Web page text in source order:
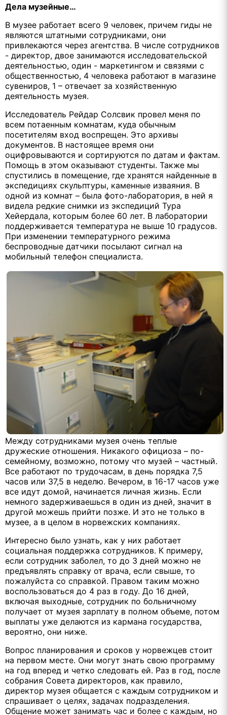
Дела музейные…
В музее работает всего 9 человек, причем гиды не
являются штатными сотрудниками, они
привлекаются через агентства. В числе сотрудников
- директор, двое занимаются исследовательской
деятельностью, один - маркетингом и связями с
общественностью, 4 человека работают в магазине
сувениров, 1 – отвечает за хозяйственную
деятельность музея.
Исследователь Рейдар Солсвик провел меня по
всем потаенным комнатам, куда обычным
посетителям вход воспрещен. Это архивы
документов. В настоящее время они
оцифровываются и сортируются по датам и фактам.
Помощь в этом оказывают студенты. Также мы
спустились в помещение, где хранятся найденные в
экспедициях скульптуры, каменные изваяния. В
одной из комнат – была фото-лаборатория, в ней я
видела редкие снимки из экспедиций Тура
Хейердала, которым более 60 лет. В лаборатории
поддерживается температура не выше 10 градусов.
При изменении температурного режима
беспроводные датчики посылают сигнал на
мобильный телефон специалиста.
Между сотрудниками музея очень теплые
дружеские отношения. Никакого официоза – по-
семейному, возможно, потому что музей – частный.
Все работают по трудочасам, в день порядка 7,5
часов или 37,5 в неделю. Вечером, в 16-17 часов уже
все идут домой, начинается личная жизнь. Если
немного задерживаешься в один из дней, значит в
другой можешь прийти позже. И это не только в
музее, а в целом в норвежских компаниях.
Интересно было узнать, как у них работает
социальная поддержка сотрудников. К примеру,
если сотрудник заболел, то до 3 дней можно не
предъявлять справку от врача, если свыше, то
пожалуйста со справкой. Правом таким можно
воспользоваться до 4 раз в году. До 16 дней,
включая выходные, сотрудник по больничному
получает от музея зарплату в полном объеме, потом
выплаты уже делаются из кармана государства,
вероятно, они ниже.
Вопрос планирования и сроков у норвежцев стоит
на первом месте. Они могут знать свою программу
на год вперед и четко следовать ей. Раз в год, после
собрания Совета директоров, как правило,
директор музея общается с каждым сотрудником и
спрашивает о целях, задачах подразделения.
Общение может занимать час и более с каждым, но